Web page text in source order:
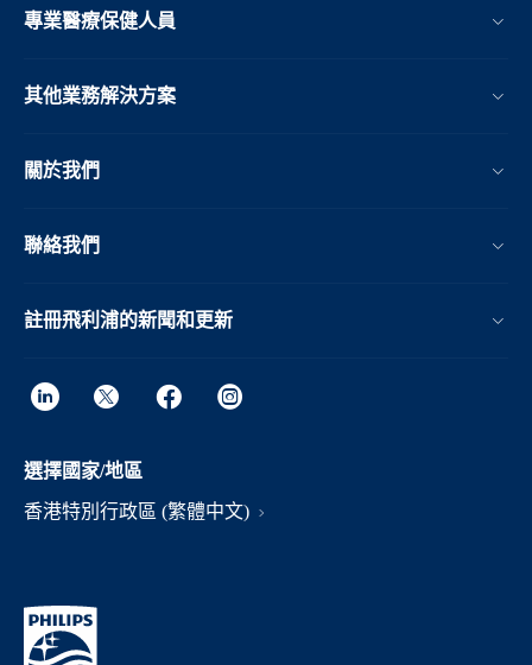
專業醫療保健人員
其他業務解決方案​
關於我們
聯絡我們
註冊飛利浦的新聞和更新
選擇國家/地區
香港特別行政區 (繁體中文)